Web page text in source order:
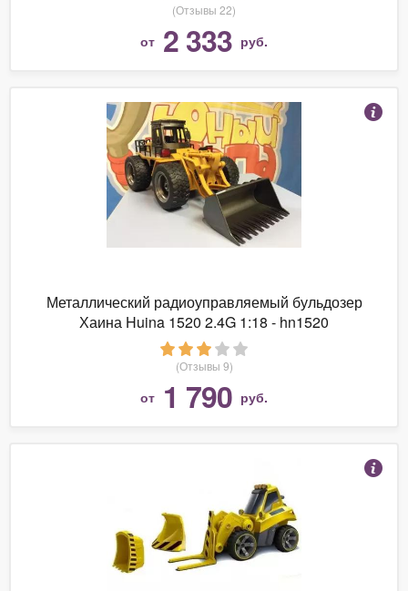
(Отзывы 22)
от 2 333 руб.
Металлический радиоуправляемый бульдозер
Хаина Huina 1520 2.4G 1:18 - hn1520
(Отзывы 9)
от 1 790 руб.